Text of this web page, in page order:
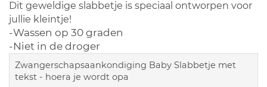
Dit geweldige slabbetje is speciaal ontworpen voor
jullie kleintje!
-Wassen op 30 graden
-Niet in de droger
Zwangerschapsaankondiging Baby Slabbetje met
tekst - hoera je wordt opa